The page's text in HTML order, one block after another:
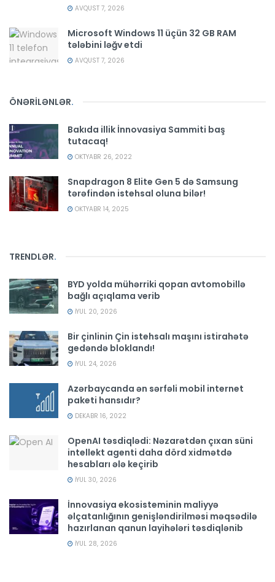
AVQUST 7, 2026
Microsoft Windows 11 üçün 32 GB RAM
tələbini ləğv etdi
AVQUST 7, 2026
ÖNƏRİLƏNLƏR.
Bakıda illik İnnovasiya Sammiti baş
tutacaq!
OKTYABR 26, 2022
Snapdragon 8 Elite Gen 5 də Samsung
tərəfindən istehsal oluna bilər!
OKTYABR 14, 2025
TRENDLƏR.
BYD yolda mühərriki qopan avtomobillə
bağlı açıqlama verib
İYUL 20, 2026
Bir çinlinin Çin istehsalı maşını istirahətə
gedəndə bloklandı!
İYUL 24, 2026
Azərbaycanda ən sərfəli mobil internet
paketi hansıdır?
DEKABR 16, 2022
OpenAI təsdiqlədi: Nəzarətdən çıxan süni
intellekt agenti daha dörd xidmətdə
hesabları ələ keçirib
İYUL 30, 2026
İnnovasiya ekosisteminin maliyyə
əlçatanlığının genişləndirilməsi məqsədilə
hazırlanan qanun layihələri təsdiqlənib
İYUL 28, 2026